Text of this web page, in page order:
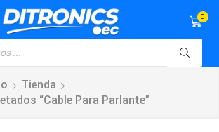
0
Tienda
“cable Para Parlante”